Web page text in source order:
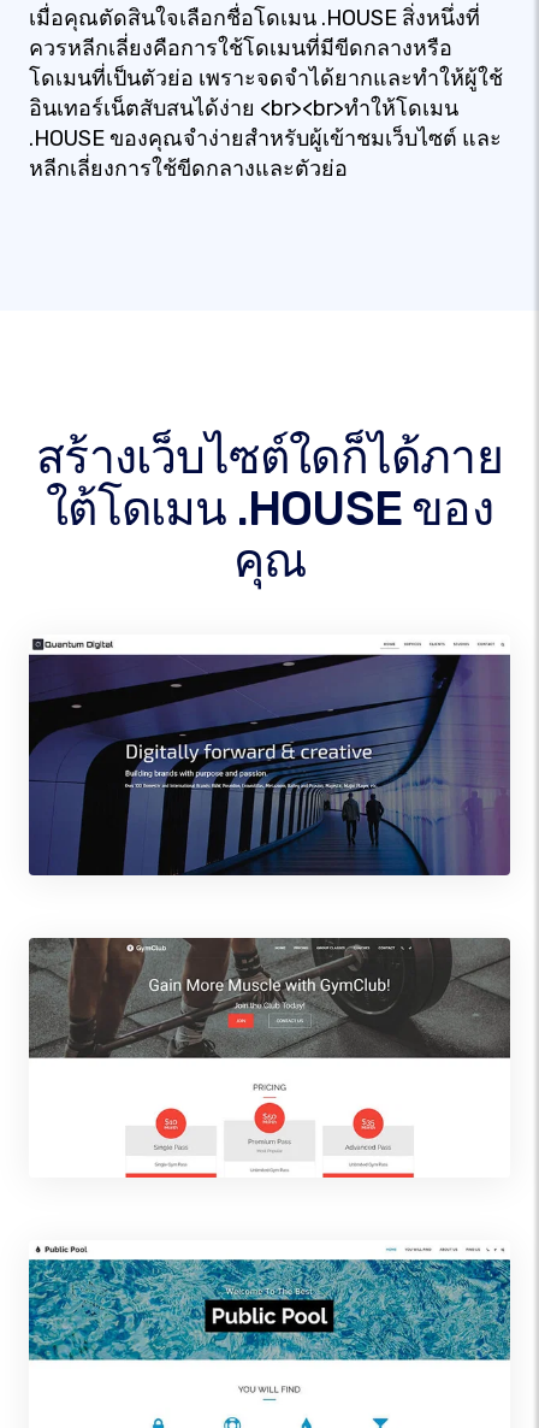
เมื่อคุณตัดสินใจเลือกชื่อโดเมน .HOUSE สิ่งหนึ่งที่
ควรหลีกเลี่ยงคือการใช้โดเมนที่มีขีดกลางหรือ
โดเมนที่เป็นตัวย่อ เพราะจดจำได้ยากและทำให้ผู้ใช้
อินเทอร์เน็ตสับสนได้ง่าย <br><br>ทำให้โดเมน
.HOUSE ของคุณจำง่ายสำหรับผู้เข้าชมเว็บไซต์ และ
หลีกเลี่ยงการใช้ขีดกลางและตัวย่อ
สร้างเว็บไซต์ใดก็ได้ภาย
ใต้โดเมน .HOUSE ของ
คุณ